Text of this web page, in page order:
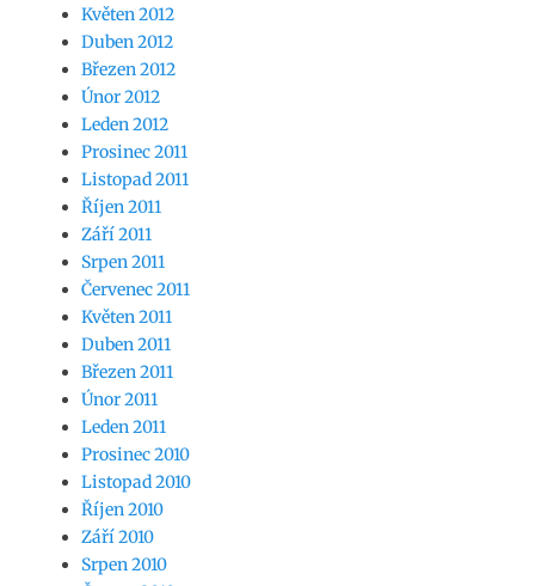
Květen 2012
Duben 2012
Březen 2012
Únor 2012
Leden 2012
Prosinec 2011
Listopad 2011
Říjen 2011
Září 2011
Srpen 2011
Červenec 2011
Květen 2011
Duben 2011
Březen 2011
Únor 2011
Leden 2011
Prosinec 2010
Listopad 2010
Říjen 2010
Září 2010
Srpen 2010